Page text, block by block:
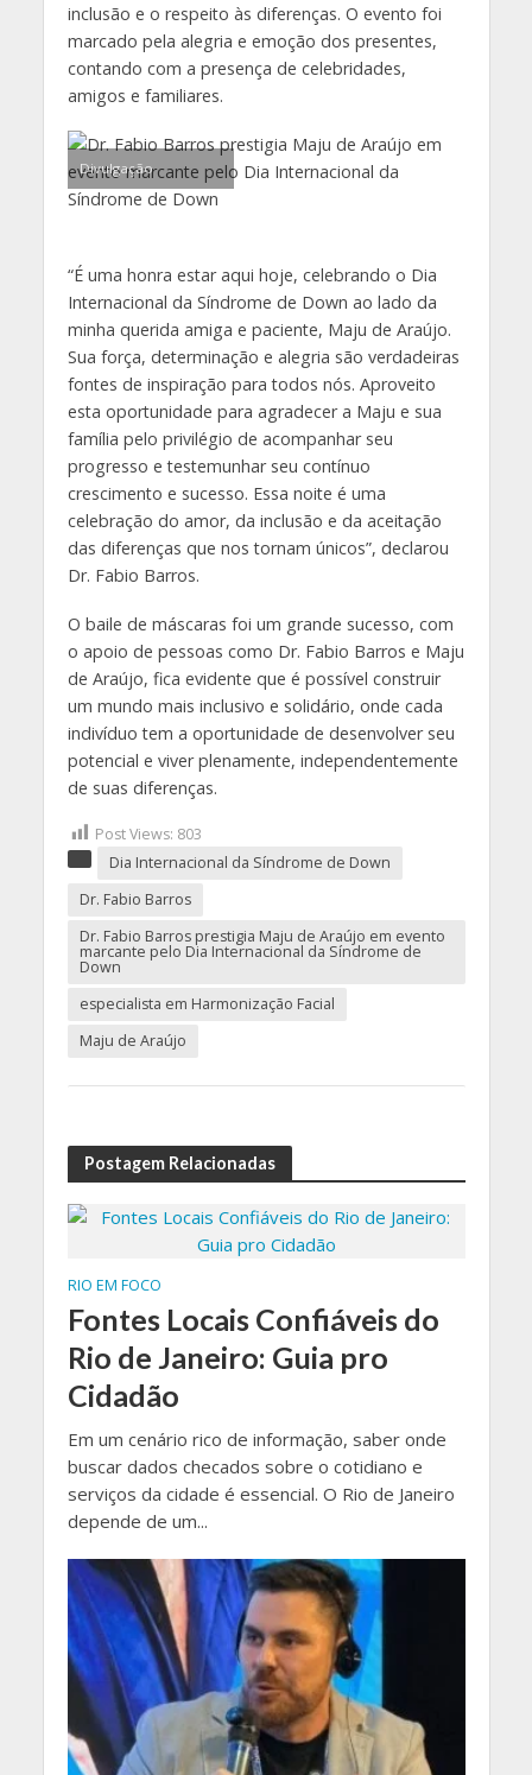
inclusão e o respeito às diferenças. O evento foi
marcado pela alegria e emoção dos presentes,
contando com a presença de celebridades,
amigos e familiares.
Divulgação
“É uma honra estar aqui hoje, celebrando o Dia
Internacional da Síndrome de Down ao lado da
minha querida amiga e paciente, Maju de Araújo.
Sua força, determinação e alegria são verdadeiras
fontes de inspiração para todos nós. Aproveito
esta oportunidade para agradecer a Maju e sua
família pelo privilégio de acompanhar seu
progresso e testemunhar seu contínuo
crescimento e sucesso. Essa noite é uma
celebração do amor, da inclusão e da aceitação
das diferenças que nos tornam únicos”, declarou
Dr. Fabio Barros.
O baile de máscaras foi um grande sucesso, com
o apoio de pessoas como Dr. Fabio Barros e Maju
de Araújo, fica evidente que é possível construir
um mundo mais inclusivo e solidário, onde cada
indivíduo tem a oportunidade de desenvolver seu
potencial e viver plenamente, independentemente
de suas diferenças.
Post Views: 803
Dia Internacional da Síndrome de Down
Dr. Fabio Barros
Dr. Fabio Barros prestigia Maju de Araújo em evento
marcante pelo Dia Internacional da Síndrome de
Down
especialista em Harmonização Facial
Maju de Araújo
Postagem Relacionadas
RIO EM FOCO
Fontes Locais Confiáveis do
Rio de Janeiro: Guia pro
Cidadão
Em um cenário rico de informação, saber onde
buscar dados checados sobre o cotidiano e
serviços da cidade é essencial. O Rio de Janeiro
depende de um...